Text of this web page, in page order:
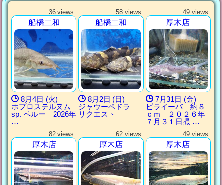
36 views
船橋二和
8月4日 (火)
ホプロステルヌム
sp. ペルー 2026年
…
58 views
船橋二和
8月2日 (日)
ジャウーペドラ
リクエスト
49 views
厚木店
7月31日 (金)
ピライーバ 約８
ｃｍ ２０２６年
７月３１日撮 …
82 views
厚木店
62 views
厚木店
49 views
厚木店